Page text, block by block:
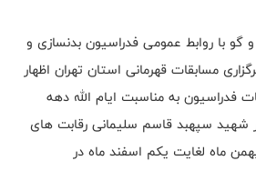
گو با روابط عمومی فدراسیون بدنسازی و
مسابقات قهرمانی استان تهران اظهار
فدراسیون به مناسبت ایام الله دهه
شهید سپهبد قاسم سلیمانی رقابت های
استان تهران 30 بهمن ماه لغایت یکم اسفند ماه در